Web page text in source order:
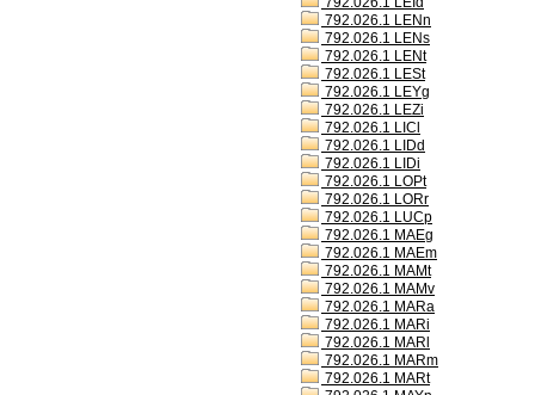
792.026.1 LENn
792.026.1 LENs
792.026.1 LENt
792.026.1 LESt
792.026.1 LEYg
792.026.1 LEZi
792.026.1 LICl
792.026.1 LIDd
792.026.1 LIDi
792.026.1 LOPt
792.026.1 LORr
792.026.1 LUCp
792.026.1 MAEg
792.026.1 MAEm
792.026.1 MAMt
792.026.1 MAMv
792.026.1 MARa
792.026.1 MARi
792.026.1 MARl
792.026.1 MARm
792.026.1 MARt